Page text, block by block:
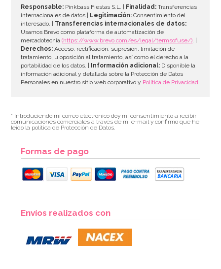
AÑADIR
4,49€
Responsable: Pinkbass Fiestas S.L. | Finalidad: Transferencias
internacionales de datos |
Legitimación: Consentimiento del
interesado. | Transferencias internacionales de datos:
Usamos Brevo como plataforma de automatización de
mercadotecnia(https://www.brevo.com/es/legal/termsofuse/). |
Derechos: Acceso, rectificación, supresión, limitación de
tratamiento, u oposición al tratamiento, así como el derecho a la
portabilidad de los datos. |
Información adicional: Disponible la
información adicional y detallada sobre la Protección de Datos
Personales en nuestro sitio web corporativo y Política de Privacidad.
* Introduciendo mi correo electrónico doy mi consentimiento a recibir
comunicaciones comerciales a través de mi e-mail y confirmo que he
leído la política de Protección de Datos.
Formas de pago
Envíos realizados con